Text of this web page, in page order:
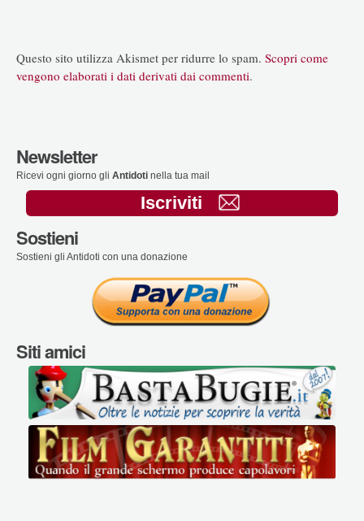
Questo sito utilizza Akismet per ridurre lo spam. Scopri come
vengono elaborati i dati derivati dai commenti.
Newsletter
Ricevi ogni giorno gli Antidoti nella tua mail
Iscriviti
Sostieni
Sostieni gli Antidoti con una donazione
Siti amici